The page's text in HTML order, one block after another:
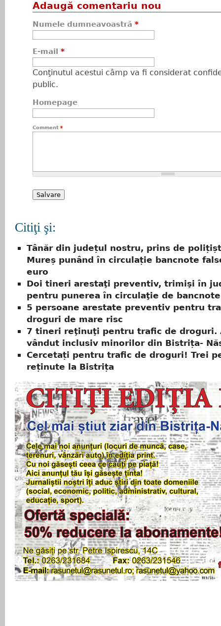
Adaugă comentariu nou
Numele dumneavoastră *
E-mail *
Conţinutul acestui câmp va fi considerat
public.
Homepage
Comment *
Citiţi şi:
Tânăr din județul nostru, prins de
Mureș punând în circulație bancnote
euro
Doi tineri arestaţi preventiv, trimişi în
pentru punerea în circulaţie de
5 persoane arestate preventiv pentru
droguri de mare risc
7 tineri reţinuţi pentru trafic de droguri.
vândut inclusiv minorilor din Bistrița-
Cercetați pentru trafic de droguri! Trei
reținute la Bistrița